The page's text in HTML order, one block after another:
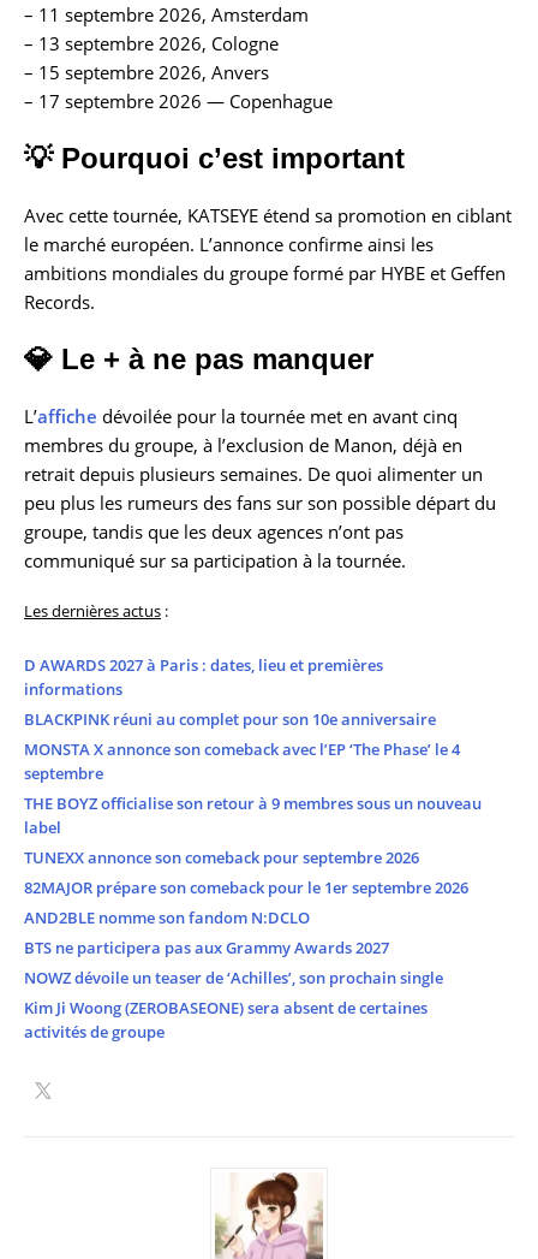
– 11 septembre 2026, Amsterdam
– 13 septembre 2026, Cologne
– 15 septembre 2026, Anvers
– 17 septembre 2026 — Copenhague
💡 Pourquoi c’est important
Avec cette tournée, KATSEYE étend sa promotion en ciblant
le marché européen. L’annonce confirme ainsi les
ambitions mondiales du groupe formé par HYBE et Geffen
Records.
💎 Le + à ne pas manquer
L’affiche dévoilée pour la tournée met en avant cinq
membres du groupe, à l’exclusion de Manon, déjà en
retrait depuis plusieurs semaines. De quoi alimenter un
peu plus les rumeurs des fans sur son possible départ du
groupe, tandis que les deux agences n’ont pas
communiqué sur sa participation à la tournée.
Les dernières actus :
D AWARDS 2027 à Paris : dates, lieu et premières
informations
BLACKPINK réuni au complet pour son 10e anniversaire
MONSTA X annonce son comeback avec l’EP ‘The Phase’ le 4
septembre
THE BOYZ officialise son retour à 9 membres sous un nouveau
label
TUNEXX annonce son comeback pour septembre 2026
82MAJOR prépare son comeback pour le 1er septembre 2026
AND2BLE nomme son fandom N:DCLO
BTS ne participera pas aux Grammy Awards 2027
NOWZ dévoile un teaser de ‘Achilles’, son prochain single
Kim Ji Woong (ZEROBASEONE) sera absent de certaines
activités de groupe